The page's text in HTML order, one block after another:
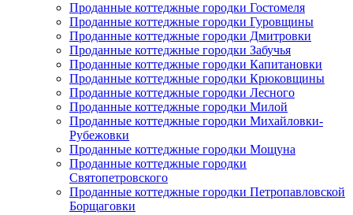
Проданные коттеджные городки Гостомеля
Проданные коттеджные городки Гуровщины
Проданные коттеджные городки Дмитровки
Проданные коттеджные городки Забучья
Проданные коттеджные городки Капитановки
Проданные коттеджные городки Крюковщины
Проданные коттеджные городки Лесного
Проданные коттеджные городки Милой
Проданные коттеджные городки Михайловки-
Рубежовки
Проданные коттеджные городки Мощуна
Проданные коттеджные городки
Святопетровского
Проданные коттеджные городки Петропавловской
Борщаговки